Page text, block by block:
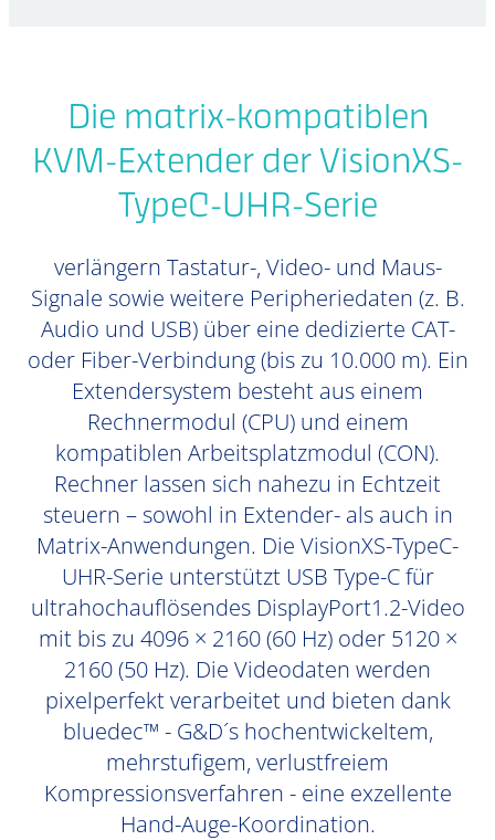
Die matrix-kompatiblen
KVM-Extender der VisionXS-
TypeC-UHR-Serie
verlängern Tastatur-, Video- und Maus-
Signale sowie weitere Peripheriedaten (z. B.
Audio und USB) über eine dedizierte CAT-
oder Fiber-Verbindung (bis zu 10.000 m). Ein
Extendersystem besteht aus einem
Rechnermodul (CPU) und einem
kompatiblen Arbeitsplatzmodul (CON).
Rechner lassen sich nahezu in Echtzeit
steuern – sowohl in Extender- als auch in
Matrix-Anwendungen. Die VisionXS-TypeC-
UHR-Serie unterstützt USB Type-C für
ultrahochauflösendes DisplayPort1.2-Video
mit bis zu 4096 × 2160 (60 Hz) oder 5120 ×
2160 (50 Hz). Die Videodaten werden
pixelperfekt verarbeitet und bieten dank
bluedec™ - G&D´s hochentwickeltem,
mehrstufigem, verlustfreiem
Kompressionsverfahren - eine exzellente
Hand-Auge-Koordination.